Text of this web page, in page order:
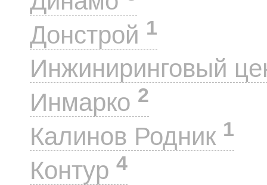
Донстрой 1
Инжиниринговый
Инмарко 2
Калинов Родник 1
Контур 4